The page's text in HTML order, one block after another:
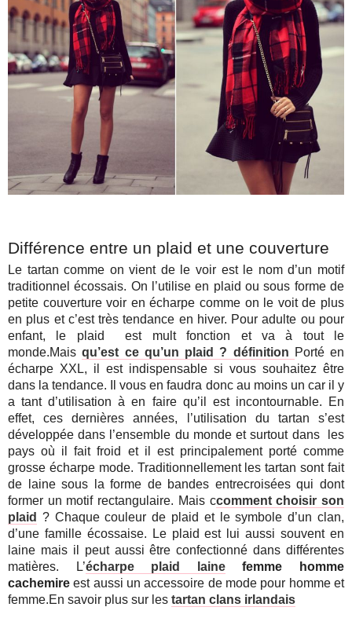
Différence entre un plaid et une couverture
Le tartan comme on vient de le voir est le nom d’un motif
traditionnel écossais. On l’utilise en plaid ou sous forme de
petite couverture voir en écharpe comme on le voit de plus
en plus et c’est très tendance en hiver. Pour adulte ou pour
enfant, le plaid est mult fonction et va à tout le
monde.Maisqu’est ce qu’un plaid ? définition Porté en
écharpe XXL, il est indispensable si vous souhaitez être
dans la tendance. Il vous en faudra donc au moins un car il y
a tant d’utilisation à en faire qu’il est incontournable. En
effet, ces dernières années, l’utilisation du tartan s’est
développée dans l’ensemble du monde et surtout dans les
pays où il fait froid et il est principalement porté comme
grosse écharpe mode. Traditionnellement les tartan sont fait
de laine sous la forme de bandes entrecroisées qui dont
former un motif rectangulaire. Mais ccomment choisir son
plaid ? Chaque couleur de plaid et le symbole d’un clan,
d’une famille écossaise. Le plaid est lui aussi souvent en
laine mais il peut aussi être confectionné dans différentes
matières. L’écharpe plaid lainefemme homme
cachemireest aussi un accessoire de mode pour homme et
femme.En savoir plus sur les tartan clans irlandais